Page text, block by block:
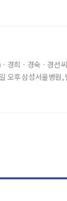
경희ㆍ경숙ㆍ경선
오후 삼성서울병원,